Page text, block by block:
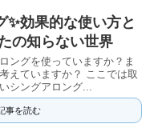
✨効果的な使い方と
の知らない世界
ングを使っていますか？ま
えていますか？ ここでは取
シングアロング...
事を読む